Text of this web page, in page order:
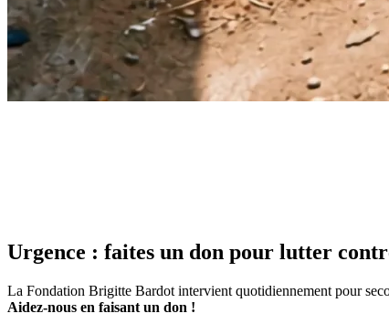
Urgence : faites un don pour lutter
La Fondation Brigitte Bardot intervient quotidiennement pour
Aidez-nous en faisant un don !